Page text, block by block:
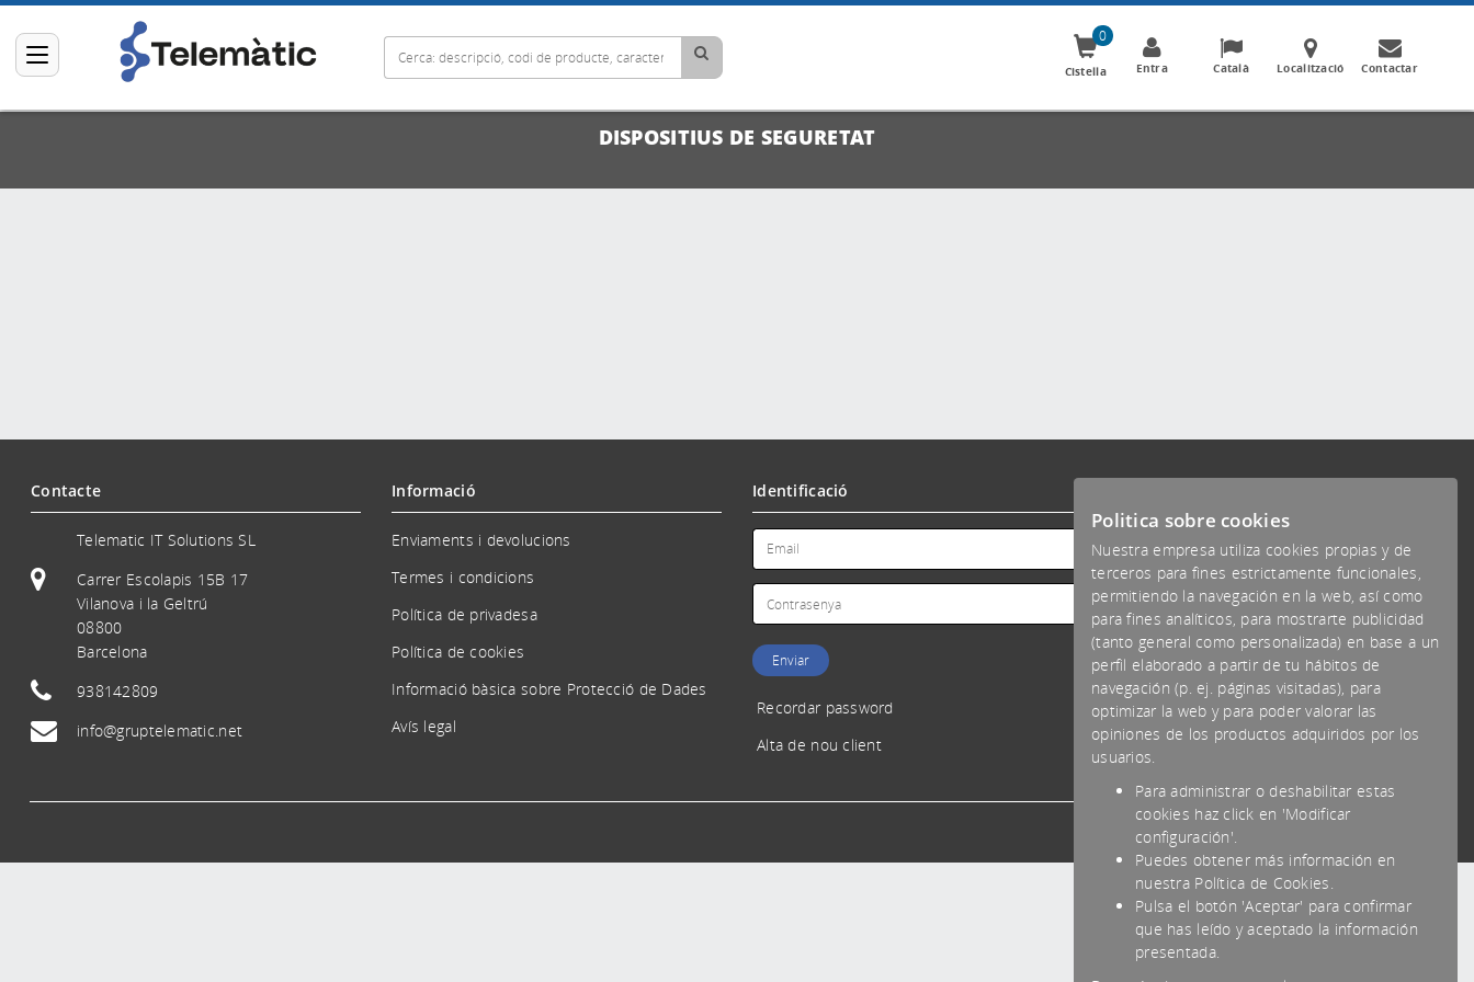
Cistella
0
Entra Català Localització Contactar
DISPOSITIUS DE SEGURETAT
Contacte
Telematic IT Solutions SL
Carrer Escolapis 15B 17
Vilanova i la Geltrú
08800
Barcelona
938142809
info@gruptelematic.net
Informació
Enviaments i devolucions
Termes i condicions
Política de privadesa
Política de cookies
Informació bàsica sobre Protecció de Dades
Avís legal
Identificació
Recordar password
Alta de nou client
Transferencia
Tarjeta
Politica sobre cookies
Nuestra empresa utiliza cookies propias y de
terceros para fines estrictamente funcionales,
permitiendo la navegación en la web, así como
para fines analíticos, para mostrarte publicidad
(tanto general como personalizada) en base a un
perfil elaborado a partir de tu hábitos de
navegación (p. ej. páginas visitadas), para
optimizar la web y para poder valorar las
opiniones de los productos adquiridos por los
usuarios.
Para administrar o deshabilitar estas
cookies haz click en 'Modificar
configuración'.
Puedes obtener más información en
nuestra Política de Cookies.
Pulsa el botón 'Aceptar' para confirmar
que has leído y aceptado la información
presentada.